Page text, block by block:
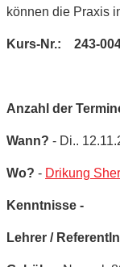
können die Praxis
Kurs-Nr.: 243-
Anzahl der
Wann? - Di..
Wo? - Drikung
Kenntnisse -
Lehrer /